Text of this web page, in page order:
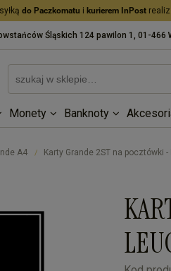
do Paczkomatu i kurierem InPost
Śląskich 124 pawilon 1, 01-466
Monety Banknoty
A4 / Karty Grande 2ST na pocztówki